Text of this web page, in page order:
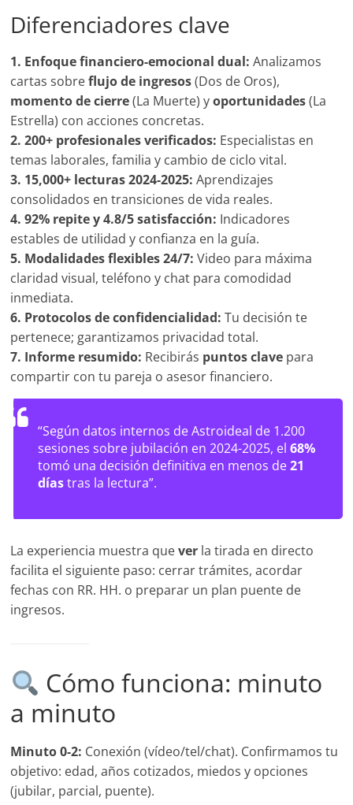
Diferenciadores clave
1. Enfoque financiero-emocional dual: Analizamos
cartas sobreflujo de ingresos(Dos de Oros),
momento de cierre(La Muerte) yoportunidades(La
Estrella) con acciones concretas.
2. 200+ profesionales verificados: Especialistas en
temas laborales, familia y cambio de ciclo vital.
3. 15,000+ lecturas 2024-2025: Aprendizajes
consolidados en transiciones de vida reales.
4. 92% repite y 4.8/5 satisfacción: Indicadores
estables de utilidad y confianza en la guía.
5. Modalidades flexibles 24/7: Video para máxima
claridad visual, teléfono y chat para comodidad
inmediata.
6. Protocolos de confidencialidad: Tu decisión te
pertenece; garantizamos privacidad total.
7. Informe resumido: Recibirás puntos clave para
compartir con tu pareja o asesor financiero.
“Según datos internos de Astroideal de 1.200
sesiones sobre jubilación en 2024-2025, el68%
tomó una decisión definitiva en menos de21
díastras la lectura”.
La experiencia muestra quever la tirada en directo
facilita el siguiente paso: cerrar trámites, acordar
fechas con RR. HH. o preparar un plan puente de
ingresos.
Cómo funciona: minuto
a minuto
Minuto 0-2: Conexión (vídeo/tel/chat). Confirmamos tu
objetivo: edad, años cotizados, miedos y opciones
(jubilar, parcial, puente).